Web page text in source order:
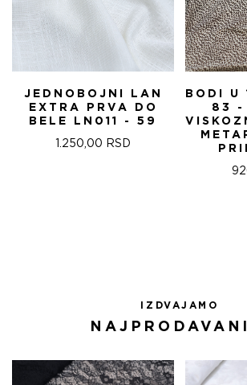
JEDNOBOJNI LAN
EXTRA PRVA DO
BELE LN011 - 59
1.250,00 RSD
BODI
83 -
IZDVAJAMO